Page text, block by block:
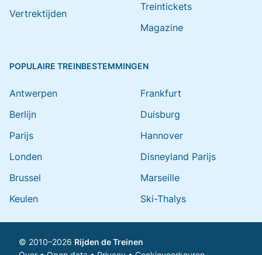
Vertrektijden
Treintickets
Magazine
POPULAIRE TREINBESTEMMINGEN
Antwerpen
Berlijn
Parijs
Londen
Brussel
Keulen
Frankfurt
Duisburg
Hannover
Disneyland Parijs
Marseille
Ski-Thalys
© 2010–2026 Rijden de Treinen